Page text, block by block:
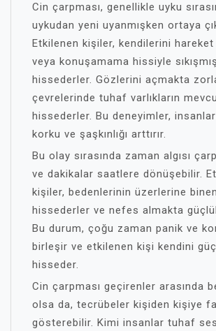
Cin çarpması, genellikle uyku
uykudan yeni uyanmışken ortaya
Etkilenen kişiler, kendilerini hareket
veya konuşamama hissiyle
hissederler. Gözlerini açmakta
çevrelerinde tuhaf varlıkların
hissederler. Bu deneyimler,
korku ve şaşkınlığı arttırır.
Bu olay sırasında zaman algısı
ve dakikalar saatlere dönüşebilir.
kişiler, bedenlerinin üzerlerine binen
hissederler ve nefes almakta
Bu durum, çoğu zaman panik ve
birleşir ve etkilenen kişi kendini
hisseder.
Cin çarpması geçirenler arasında
olsa da, tecrübeler kişiden kişiye
gösterebilir. Kimi insanlar tuhaf